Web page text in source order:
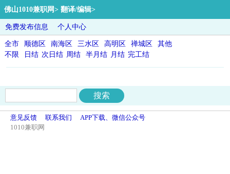
佛山1010兼职网> 翻译/编辑>
免费发布信息 个人中心
全市 顺德区 南海区 三水区 高明区 禅城区
其他
不限
日结 次日结 周结 半月结 月结 完工结
意见反馈 联系我们
APP下载、微信公众号
1010兼职网